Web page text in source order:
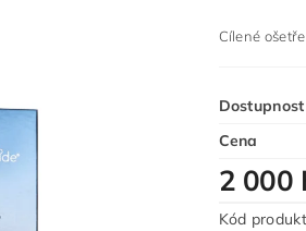
Cílené
Dostupnost
Cena
2 000
Kód